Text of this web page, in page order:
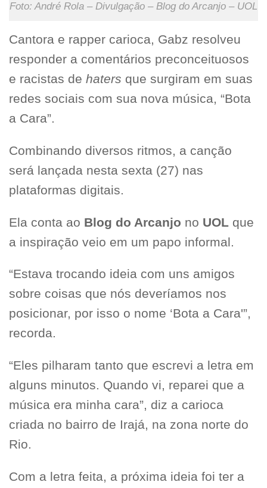
Foto: André Rola – Divulgação – Blog do Arcanjo – UOL
Cantora e rapper carioca, Gabz resolveu
responder a comentários preconceituosos
e racistas de haters que surgiram em suas
redes sociais com sua nova música, “Bota
a Cara”.
Combinando diversos ritmos, a canção
será lançada nesta sexta (27) nas
plataformas digitais.
Ela conta ao Blog do Arcanjo no UOL que
a inspiração veio em um papo informal.
“Estava trocando ideia com uns amigos
sobre coisas que nós deveríamos nos
posicionar, por isso o nome ‘Bota a Cara'”,
recorda.
“Eles pilharam tanto que escrevi a letra em
alguns minutos. Quando vi, reparei que a
música era minha cara”, diz a carioca
criada no bairro de Irajá, na zona norte do
Rio.
Com a letra feita, a próxima ideia foi ter a